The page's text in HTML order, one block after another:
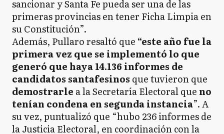
sancionar y Santa Fe pueda ser una de las
primeras provincias en tener Ficha Limpia en
su Constitución”.
Además, Pullaro resaltó que “este año fue la
primera vez que se implementó lo que
generó que haya 14.136 informes de
candidatos santafesinos que tuvieron que
demostrarle a la Secretaría Electoral que no
tenían condena en segunda instancia”. A
su vez, puntualizó que “hubo 236 informes de
la Justicia Electoral, en coordinación con la